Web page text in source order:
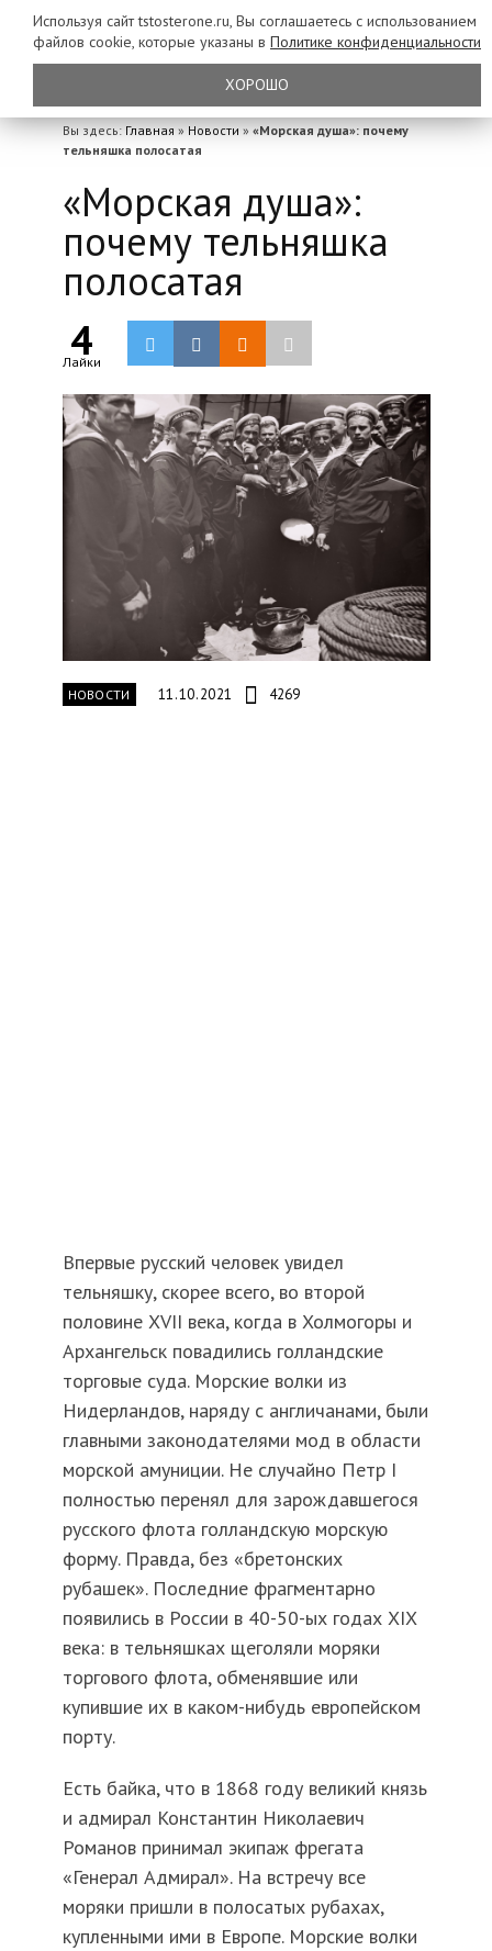
Вы здесь: Главная » Новости » «Морская душа»: почему
тельняшка полосатая
«Морская душа»:
почему тельняшка
полосатая
4
Лайки
НОВОСТИ 11.10.2021 4269
Впервые русский человек увидел
тельняшку, скорее всего, во второй
половине XVII века, когда в Холмогоры и
Архангельск повадились голландские
торговые суда. Морские волки из
Нидерландов, наряду с англичанами, были
главными законодателями мод в области
морской амуниции. Не случайно Петр I
полностью перенял для зарождавшегося
русского флота голландскую морскую
форму. Правда, без «бретонских
рубашек». Последние фрагментарно
появились в России в 40-50-ых годах XIX
века: в тельняшках щеголяли моряки
торгового флота, обменявшие или
купившие их в каком-нибудь европейском
порту.
Есть байка, что в 1868 году великий князь
и адмирал Константин Николаевич
Романов принимал экипаж фрегата
«Генерал Адмирал». На встречу все
моряки пришли в полосатых рубахах,
купленными ими в Европе. Морские волки
Используя сайт tstosterone.ru, Вы соглашаетесь с использованием
файлов cookie, которые указаны в Политике конфиденциальности
ХОРОШО